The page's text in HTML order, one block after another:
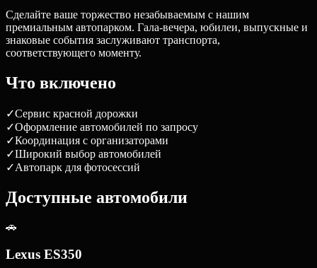
Сделайте ваше торжество незабываемым с нашим
премиальным автопарком. Гала-вечера, юбилеи, выпускные и
знаковые события заслуживают транспорта,
соответствующего моменту.
Что включено
✓Сервис красной дорожки
✓Оформление автомобилей по запросу
✓Координация с организаторами
✓Широкий выбор автомобилей
✓Автопарк для фотосессий
Доступные автомобили
🚗
Lexus ES350